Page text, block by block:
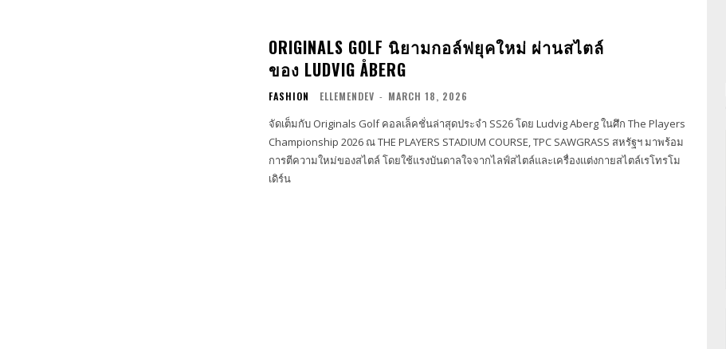
ORIGINALS GOLF นิยามกอล์ฟยุคใหม่ ผ่านสไตล์
ของ LUDVIG ÅBERG
FASHION ELLEMENDEV - MARCH 18, 2026
จัดเต็มกับ Originals Golf คอลเล็คชั่นล่าสุดประจำ SS26 โดย Ludvig Aberg ในศึก The Players
Championship 2026 ณ THE PLAYERS STADIUM COURSE, TPC SAWGRASS สหรัฐฯ มาพร้อม
การตีความใหม่ของสไตล์ โดยใช้แรงบันดาลใจจากไลฟ์สไตล์และเครื่องแต่งกายสไตล์เรโทรโม
เดิร์น